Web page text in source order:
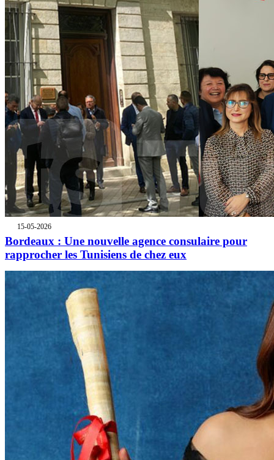
15-05-2026
Bordeaux : Une nouvelle agence consulaire pour
rapprocher les Tunisiens de chez eux